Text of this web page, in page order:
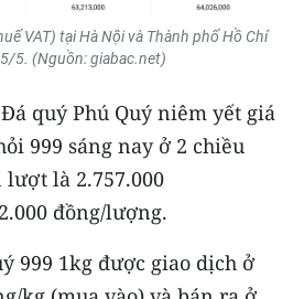
nghệ
VAT) tại Hà Nội và Thành phố Hồ Chí
5. (Nguồn: giabac.net)
quý Phú Quý niêm yết giá
999 sáng nay ở 2 chiều
là 2.757.000
đồng/lượng.
999 1kg được giao dịch ở